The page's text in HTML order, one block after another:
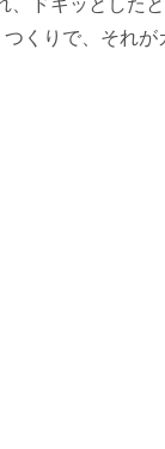
ドキッとした
くりで、それ